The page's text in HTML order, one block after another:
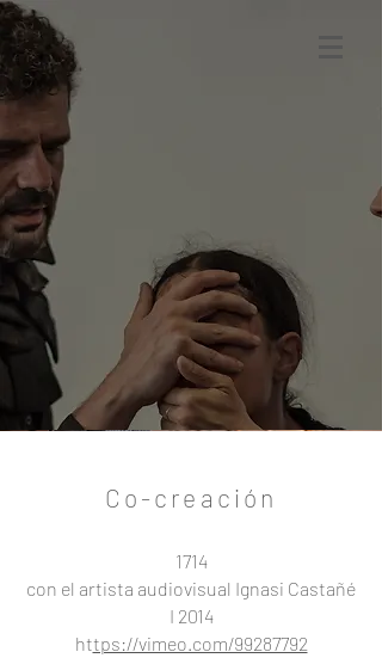
Co-creación
1714
con el artista audiovisual Ignasi Castañé
I 2014
https://vimeo.com/99287792